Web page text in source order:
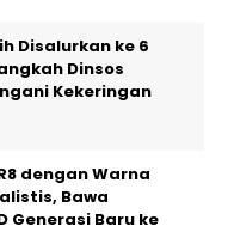
Disalurkan ke 6
Dinsos
Kekeringan
dengan Warna
Bawa
Generasi Baru ke